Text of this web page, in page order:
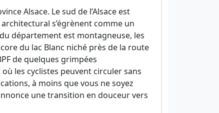
Alsace. Le sud de l’Alsace est
s’égrènent comme un
département est montagneuse, les
du lac Blanc niché près de la route
de quelques grimpées
les cyclistes peuvent circuler sans
à moins que vous ne soyez
une transition en douceur vers